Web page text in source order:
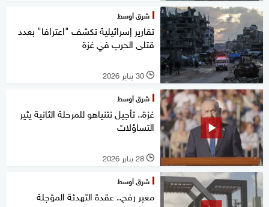
شرق أوسط
تقارير إسرائيلية تكشف "اعترافا" بعدد
قتلى الحرب في غزة
l 30 يناير 2026
شرق أوسط
غزة.. تأجيل نتنياهو للمرحلة الثانية يثير
التساؤلات
l 28 يناير 2026
شرق أوسط
معبر رفح.. عقدة التهدئة المؤجلة